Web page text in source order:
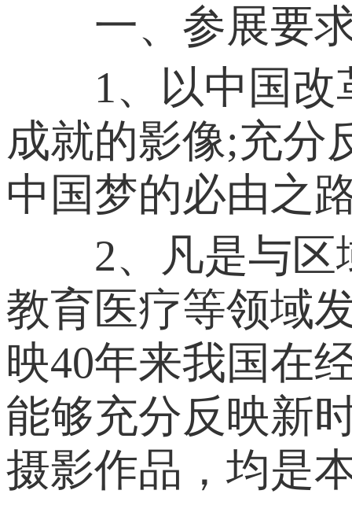
一、参展要
1、以中国改革
成就的影像;充分
中国梦的必由之
2、凡是与区域
教育医疗等领域
映40年来我国在
能够充分反映新
摄影作品，均是